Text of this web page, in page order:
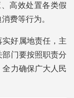
高效处置各类假
费等行为。
好属地责任，主
门要按照职责分
力确保广大人民